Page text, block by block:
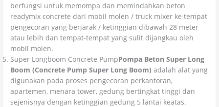
berfungsi untuk memompa dan memindahkan beton
readymix concrete dari mobil molen / truck mixer ke tempat
pengecoran yang berjarak / ketinggian dibawah 28 meter
atau lebih dan tempat-tempat yang sulit dijangkau oleh
mobil molen.
Super Longboom Concrete PumpPompa Beton Super Long
Boom (Concrete Pump Super Long Boom) adalah alat yang
digunakan pada proses pengecoran perkantoran,
apartemen, menara tower, gedung bertingkat tinggi dan
sejenisnya dengan ketinggian gedung 5 lantai keatas.